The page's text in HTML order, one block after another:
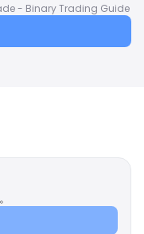
- Binary Trading Guide